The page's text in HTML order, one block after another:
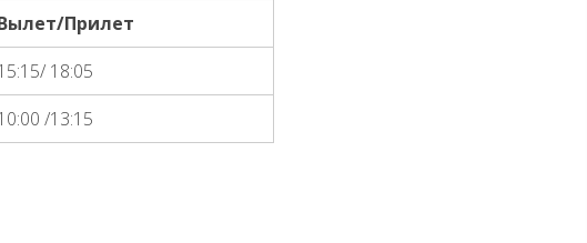
Прилет
18:05
/13:15